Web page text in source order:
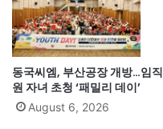
동국씨엠, 부산공장 개방…임직
원 자녀 초청 ‘패밀리 데이’
August 6, 2026